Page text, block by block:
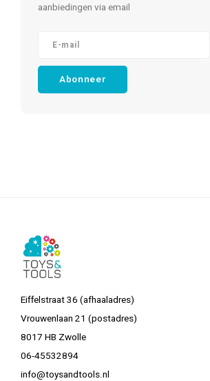
aanbiedingen via email
Abonneer
Eiffelstraat 36 (afhaaladres)
Vrouwenlaan 21 (postadres)
8017 HB Zwolle
06-45532894
info@toysandtools.nl